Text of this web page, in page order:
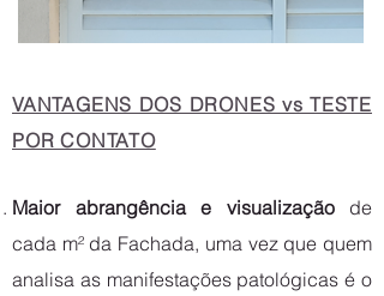
VANTAGENS DOS DRONES vs TESTE
POR CONTATO
Maior abrangência e visualizaçãode
cada m² da Fachada, uma vez que quem
analisa as manifestações patológicas é o